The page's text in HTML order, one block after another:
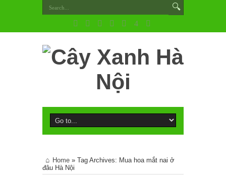
Home » Tag Archives: Mua hoa mắt nai ở
đâu Hà Nội